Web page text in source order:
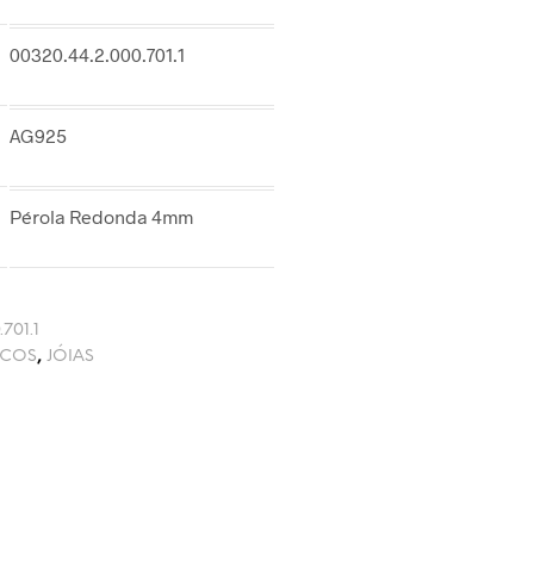
00320.44.2.000.701.1
AG925
Pérola Redonda 4mm
, JÓIAS